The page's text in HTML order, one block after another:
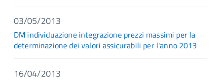
03/05/2013
DM individuazione integrazione prezzi massimi per la
determinazione dei valori assicurabili per l'anno 2013
16/04/2013